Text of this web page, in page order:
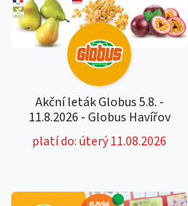
Akční leták Globus 5.8. -
11.8.2026 - Globus Havířov
platí do: úterý 11.08.2026